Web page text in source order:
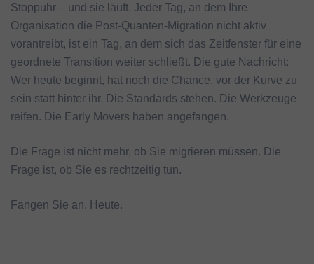
Stoppuhr – und sie läuft. Jeder Tag, an dem Ihre
Organisation die Post-Quanten-Migration nicht aktiv
vorantreibt, ist ein Tag, an dem sich das Zeitfenster für eine
geordnete Transition weiter schließt. Die gute Nachricht:
Wer heute beginnt, hat noch die Chance, vor der Kurve zu
sein statt hinter ihr. Die Standards stehen. Die Werkzeuge
reifen. Die Early Movers haben angefangen.
Die Frage ist nicht mehr, ob Sie migrieren müssen. Die
Frage ist, ob Sie es rechtzeitig tun.
Fangen Sie an. Heute.